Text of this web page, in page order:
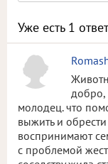
Уже есть 1
добро,
молодец. что
выжить и
воспринимают
с проблемой